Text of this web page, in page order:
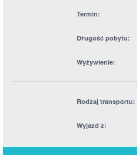
Termin
Długość pobytu
Wyżywienie
Rodzaj transportu
Wyjazd z